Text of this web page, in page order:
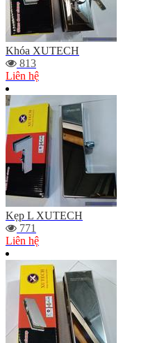
Khóa XUTECH
813
Liên hệ
Kẹp L XUTECH
771
Liên hệ